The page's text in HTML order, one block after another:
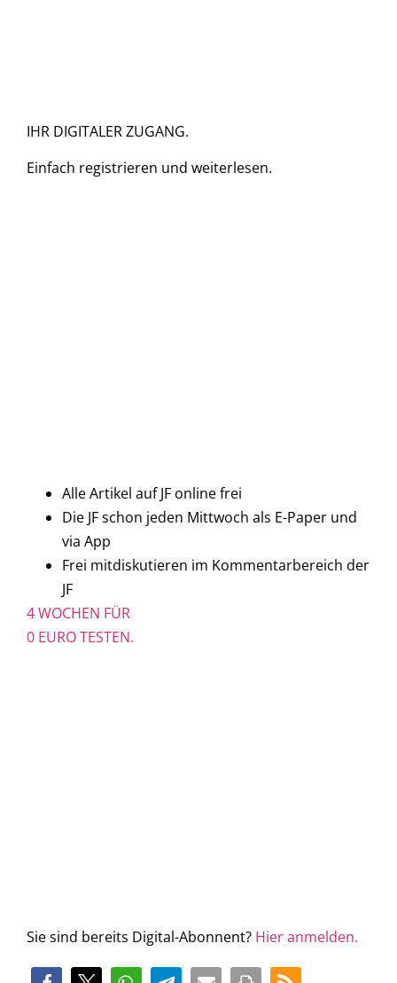
IHR DIGITALER ZUGANG.
Einfach registrieren und weiterlesen.
Alle Artikel auf JF online frei
Die JF schon jeden Mittwoch als E-Paper und
via App
Frei mitdiskutieren im Kommentarbereich der
JF
4 WOCHEN FÜR
0 EURO TESTEN.
Sie sind bereits Digital-Abonnent? Hier anmelden.